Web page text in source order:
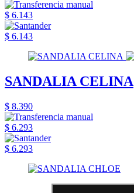
$ 6.143
$ 6.143
SANDALIA CELINA
$ 8.390
$ 6.293
$ 6.293